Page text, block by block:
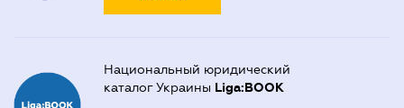
Национальный юридический
каталог Украины Liga:BOOK